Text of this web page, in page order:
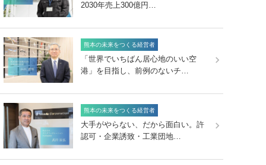
2030年売上300億円…
熊本の未来をつくる経営者
「世界でいちばん居心地のいい空
港」を目指し、前例のないチ…
熊本の未来をつくる経営者
大手がやらない、だから面白い。許
認可・企業誘致・工業団地…